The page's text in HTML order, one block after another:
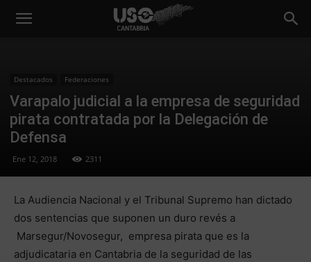
Destacados Federaciones
Varapalo judicial a la empresa de seguridad
pirata contratada por la Delegación de
Defensa
Ene 12, 2018 2311
La Audiencia Nacional y el Tribunal Supremo han dictado
dos sentencias que suponen un duro revés a
Marsegur/Novosegur, empresa pirata que es la
adjudicataria en Cantabria de la seguridad de las